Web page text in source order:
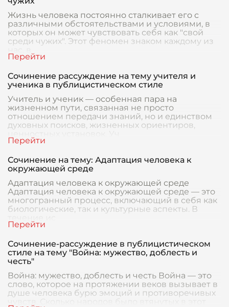
Жизнь человека постоянно сталкивает его с
различными обстоятельствами и условиями, в
которых он может чувствовать себя как "свой
среди чужих". Этот феномен знаком каждому из
Сочинение рассуждение на тему учителя и
ученика в публицистическом стиле
Учитель и ученик — особенная пара на
жизненном пути, связанная не просто
отношением передачи знаний, но и единством
духовных поисков, жизненных ориентиров,
Сочинение на тему: Адаптация человека к
окружающей среде
Адаптация человека к окружающей среде
Адаптация человека к окружающей среде — это
многогранный процесс, включающий в себя как
биологические, так и культурные аспекты. В
Сочинение-рассуждение в публицистическом
стиле на тему "Война: мужество, доблесть и
честь"
Война: мужество, доблесть и честь Война — это
слово, которое на протяжении веков вызывает в
душе человека бурю эмоций и противоречивых
чувств. Сколько народов было втянутых в этот